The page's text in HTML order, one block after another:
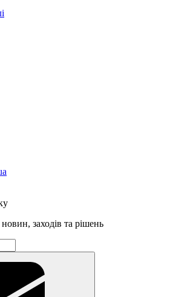
заходів та рішень